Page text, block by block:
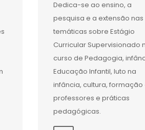
Dedica-se ao ensino, a
pesquisa e a extensão nas
temáticas sobre Estágio
Curricular Supervisionado
curso de Pedagogia,
Educação Infantil, luto na
infância, cultura, formação
professores e práticas
pedagógicas.